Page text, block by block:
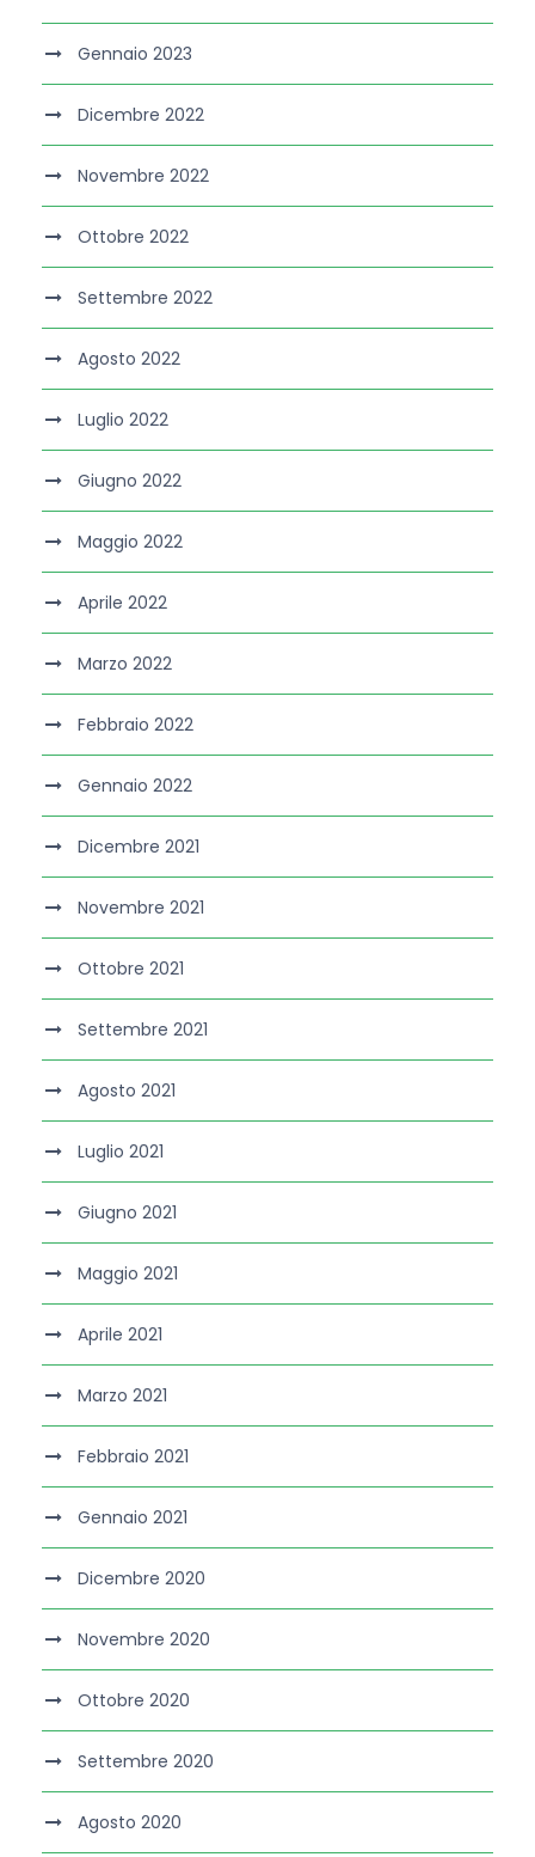
Gennaio 2023
Dicembre 2022
Novembre 2022
Ottobre 2022
Settembre 2022
Agosto 2022
Luglio 2022
Giugno 2022
Maggio 2022
Aprile 2022
Marzo 2022
Febbraio 2022
Gennaio 2022
Dicembre 2021
Novembre 2021
Ottobre 2021
Settembre 2021
Agosto 2021
Luglio 2021
Giugno 2021
Maggio 2021
Aprile 2021
Marzo 2021
Febbraio 2021
Gennaio 2021
Dicembre 2020
Novembre 2020
Ottobre 2020
Settembre 2020
Agosto 2020